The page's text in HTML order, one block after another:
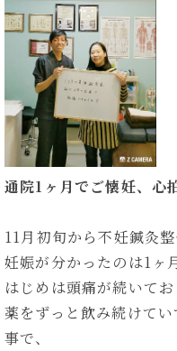
通院1ヶ月でご懐妊、心
11月初旬から不妊鍼灸
妊娠が分かったのは1ヶ
はじめは頭痛が続いてお
薬をずっと飲み続けて
事で、